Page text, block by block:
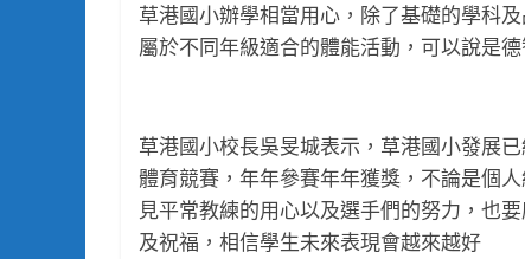
草港國小辦學相當用心，除了基礎的學科
屬於不同年級適合的體能活動，可以說是
草港國小校長吳旻城表示，草港國小發展
體育競賽，年年參賽年年獲獎，不論是個
見平常教練的用心以及選手們的努力，也
及祝福，相信學生未來表現會越來越好